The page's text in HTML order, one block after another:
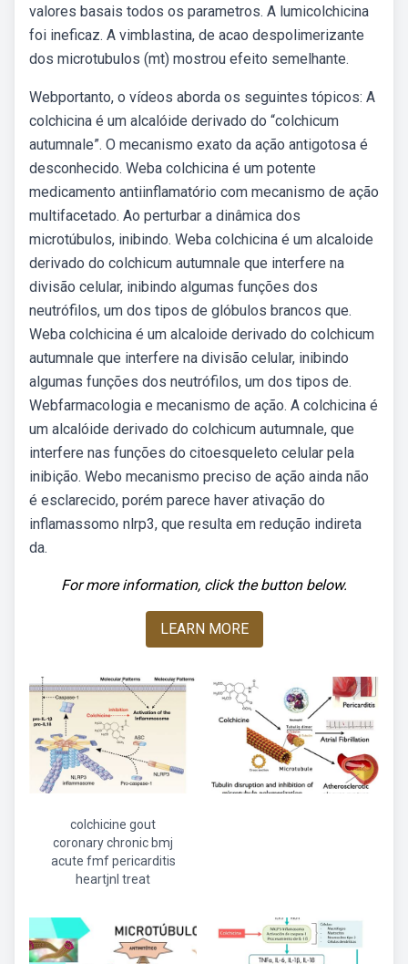
valores basais todos os parametros. A lumicolchicina
foi ineficaz. A vimblastina, de acao despolimerizante
dos microtubulos (mt) mostrou efeito semelhante.
Webportanto, o vídeos aborda os seguintes tópicos: A
colchicina é um alcalóide derivado do “colchicum
autumnale”. O mecanismo exato da ação antigotosa é
desconhecido. Weba colchicina é um potente
medicamento antiinflamatório com mecanismo de ação
multifacetado. Ao perturbar a dinâmica dos
microtúbulos, inibindo. Weba colchicina é um alcaloide
derivado do colchicum autumnale que interfere na
divisão celular, inibindo algumas funções dos
neutrófilos, um dos tipos de glóbulos brancos que.
Weba colchicina é um alcaloide derivado do colchicum
autumnale que interfere na divisão celular, inibindo
algumas funções dos neutrófilos, um dos tipos de.
Webfarmacologia e mecanismo de ação. A colchicina é
um alcalóide derivado do colchicum autumnale, que
interfere nas funções do citoesqueleto celular pela
inibição. Webo mecanismo preciso de ação ainda não
é esclarecido, porém parece haver ativação do
inflamassomo nlrp3, que resulta em redução indireta
da.
For more information, click the button below.
LEARN MORE
colchicine gout
coronary chronic bmj
acute fmf pericarditis
heartjnl treat